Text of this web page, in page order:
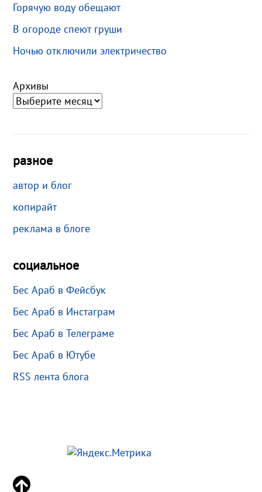
Горячую воду обещают
В огороде спеют груши
Ночью отключили электричество
Архивы
разное
автор и блог
копирайт
реклама в блоге
социальное
Бес Араб в Фейсбук
Бес Араб в Инстаграм
Бес Араб в Телеграме
Бес Араб в Ютубе
RSS лента блога